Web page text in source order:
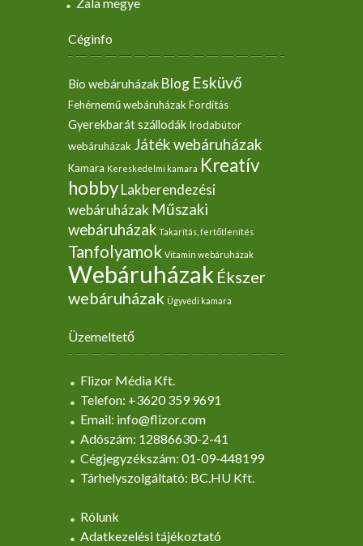
Céginfo
Bio webáruházak Blog Esküvő
Fehérnemű webáruházak Fordítás
Gyerekbarát szállodák Irodabútor
webáruházak Játék webáruházak
Kamara Kereskedelmi kamara Kreatív
hobbyLakberendezési
webáruházak Műszaki
webáruházak Takarítás, fertőtlenítés
Tanfolyamok Vitamin webáruházak
Webáruházak Ékszer
webáruházak Ügyvédi kamara
Üzemeltető
Flizor Média Kft.
Telefon: +3620 359 9691
Email: info@flizor.com
Adószám: 12886630-2-41
Cégjegyzékszám: 01-09-448199
Tárhelyszolgáltató: BC.HU Kft.
Rólunk
Adatkezelési tájékoztató